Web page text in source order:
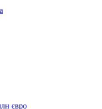
євро